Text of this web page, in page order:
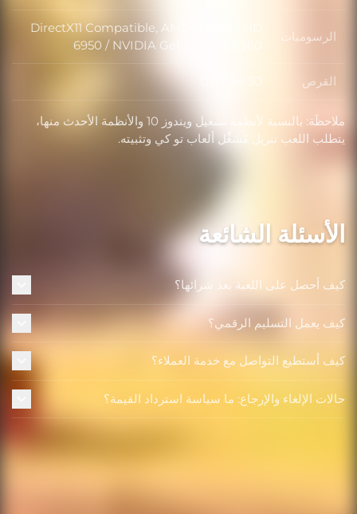
الرسوميات
DirectX11 Compatible, AMD Radeon HD
6950 / NVIDIA GeForce GTX 560
القرص القرص
30 GB free
ملاحظَة: بالنسبة لأنظمة تشغيل ويندوز 10 والأنظمة الأحدث منها،
يتطلب اللعب تنزيل مُشغِّل ألعاب تو كي وتثبيته.
الأسئلة الشائعة
كيف أحصل على اللعبة بعد شرائها؟
كيف يعمل التسليم الرقمي؟
كيف أستطيع التواصل مع خدمة العملاء؟
حالات الإلغاء والإرجاع: ما سياسة استرداد القيمة؟